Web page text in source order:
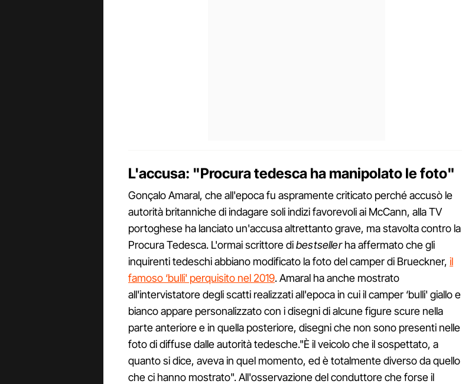
L'accusa: "Procura tedesca ha manipolato le foto"
Gonçalo Amaral, che all'epoca fu aspramente criticato perché accusò le
autorità britanniche di indagare soli indizi favorevoli ai McCann, alla TV
portoghese ha lanciato un'accusa altrettanto grave, ma stavolta contro la
Procura Tedesca. L'ormai scrittore dibestsellerha affermato che gli
inquirenti tedeschi abbiano modificato la foto del camper di Brueckner, il
famoso ‘bulli' perquisito nel 2019. Amaral ha anche mostrato
all'intervistatore degli scatti realizzati all'epoca in cui il camper ‘bulli' giallo e
bianco appare personalizzato con i disegni di alcune figure scure nella
parte anteriore e in quella posteriore, disegni che non sono presenti nelle
foto di diffuse dalle autorità tedesche."È il veicolo che il sospettato, a
quanto si dice, aveva in quel momento, ed è totalmente diverso da quello
che ci hanno mostrato". All'osservazione del conduttore che forse il